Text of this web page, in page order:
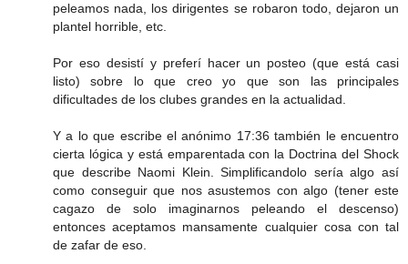
peleamos nada, los dirigentes se robaron todo, dejaron un
plantel horrible, etc.
Por eso desistí y preferí hacer un posteo (que está casi
listo) sobre lo que creo yo que son las principales
dificultades de los clubes grandes en la actualidad.
Y a lo que escribe el anónimo 17:36 también le encuentro
cierta lógica y está emparentada con la Doctrina del Shock
que describe Naomi Klein. Simplificandolo sería algo así
como conseguir que nos asustemos con algo (tener este
cagazo de solo imaginarnos peleando el descenso)
entonces aceptamos mansamente cualquier cosa con tal
de zafar de eso.